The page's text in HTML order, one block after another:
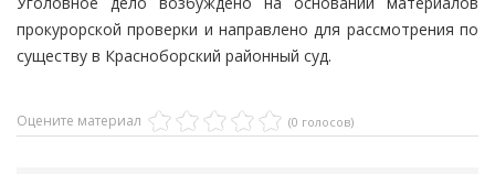
прокурорской проверки и направлено для рассмотрения по
существу в Красноборский районный суд.
Оцените материал (0 голосов)